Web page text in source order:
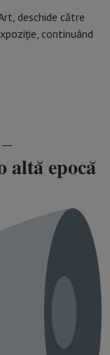
deschide către
continuând
𝐚𝐥𝐭𝐚̆ 𝐞𝐩𝐨𝐜𝐚̆